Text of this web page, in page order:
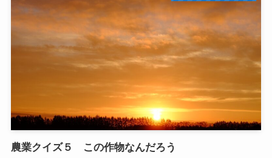
農業クイズ５ この作物なんだろう